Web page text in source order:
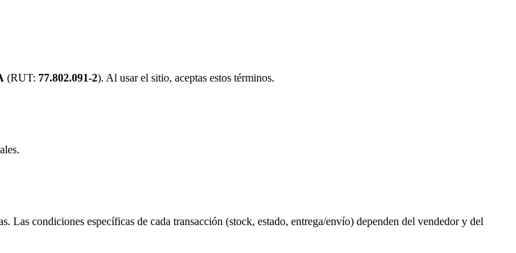
(RUT: 77.802.091-2). Al usar el sitio, aceptas estos términos.
condiciones específicas de cada transacción (stock, estado, entrega/envío) dependen del vendedor y del